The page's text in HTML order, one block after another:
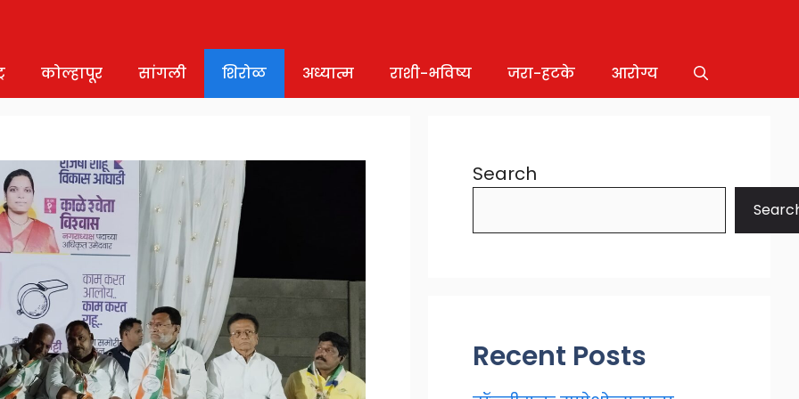
कोल्हापूर सांगली शिरोळ अध्यात्म राशी-भविष्य जरा-हटके आरोग्य
Search
Recent Posts